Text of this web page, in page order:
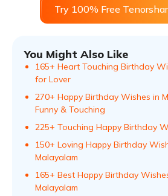
Try 100% Free
You Might Also Like
165+ Heart Touching Birthday
for Lover
270+ Happy Birthday Wishes in
Funny & Touching
225+ Touching Happy Birthday
150+ Loving Happy Birthday
Malayalam
165+ Best Happy Birthday
Malayalam